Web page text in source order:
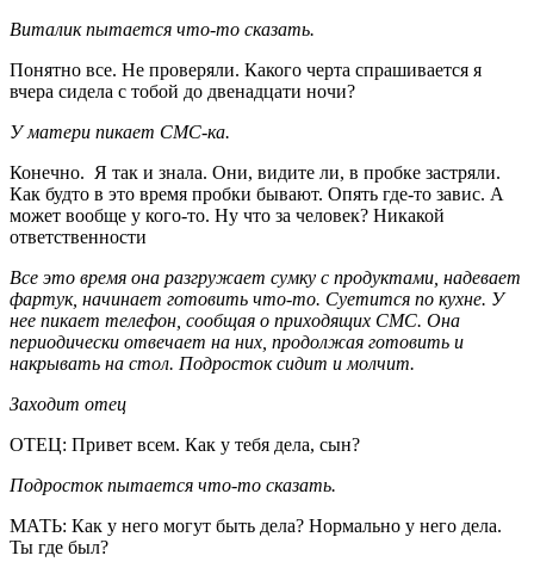
Виталик пытается что-то сказать.
Понятно все. Не проверяли. Какого черта спрашивается я
вчера сидела с тобой до двенадцати ночи?
У матери пикает СМС-ка.
Конечно. Я так и знала. Они, видите ли, в пробке застряли.
Как будто в это время пробки бывают. Опять где-то завис. А
может вообще у кого-то. Ну что за человек? Никакой
ответственности
Все это время она разгружает сумку с продуктами, надевает
фартук, начинает готовить что-то. Суетится по кухне. У
нее пикает телефон, сообщая о приходящих СМС. Она
периодически отвечает на них, продолжая готовить и
накрывать на стол. Подросток сидит и молчит.
Заходит отец
ОТЕЦ: Привет всем. Как у тебя дела, сын?
Подросток пытается что-то сказать.
МАТЬ: Как у него могут быть дела? Нормально у него дела.
Ты где был?